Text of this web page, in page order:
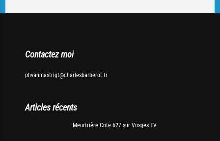
Contactez moi
phvanmastrigt@charlesbarberot.fr
Articles récents
Meurtrière Cote 627 sur Vosges TV